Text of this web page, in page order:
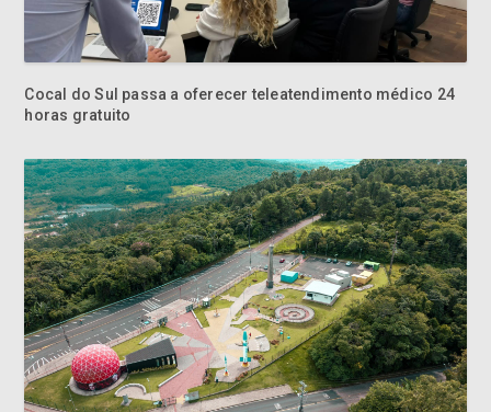
Cocal do Sul passa a oferecer teleatendimento médico 24
horas gratuito